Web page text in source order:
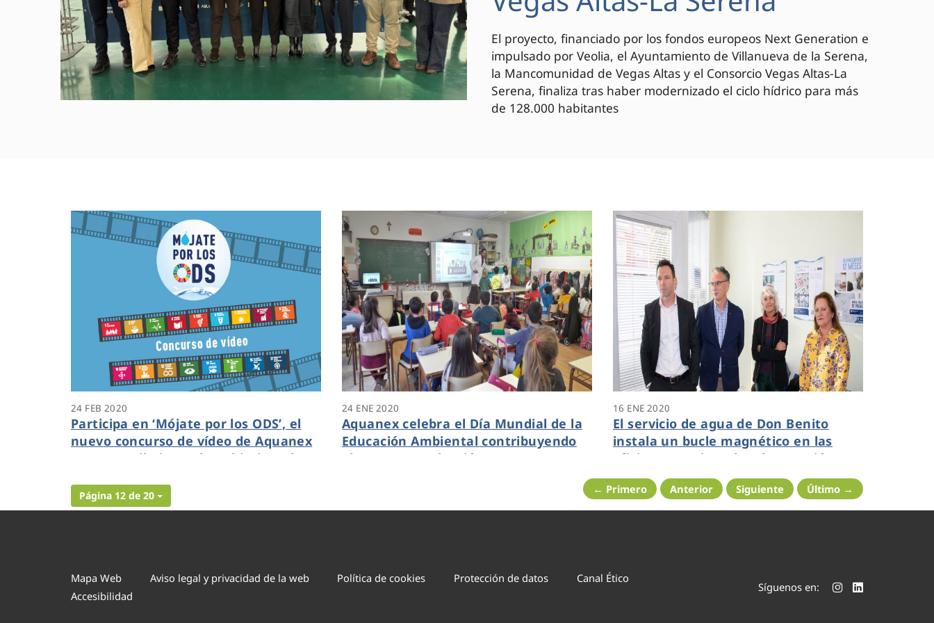
El proyecto, financiado por los fondos europeos Next Generation e
impulsado por Veolia, el Ayuntamiento de Villanueva de la Serena,
la Mancomunidad de Vegas Altas y el Consorcio Vegas Altas-La
Serena, finaliza tras haber modernizado el ciclo hídrico para más
de 128.000 habitantes
24 FEB 2020
Participa en ‘Mójate por los ODS’, el
nuevo concurso de vídeo de Aquanex
para contribuir con los Objetivos de
24 ENE 2020
Aquanex celebra el Día Mundial de la
Educación Ambiental contribuyendo
al ODS 12 “Producción y Consumo
16 ENE 2020
El servicio de agua de Don Benito
instala un bucle magnético en las
oficinas para impulsar la atención
inclusiva
Página 12 de 20 ← Primero Anterior Siguiente Último →
Mapa Web Aviso legal y privacidad de la web Política de cookies Protección de datos
Canal Ético
Accesibilidad
Síguenos en: